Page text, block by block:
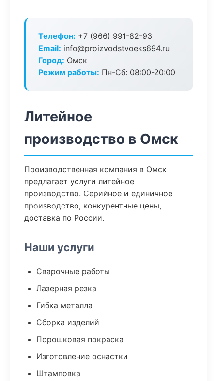
Телефон: +7 (966) 991-82-93
Email: info@proizvodstvoeks694.ru
Город: Омск
Режим работы: Пн-Сб: 08:00-20:00
Литейное
производство в Омск
Производственная компания в Омск
предлагает услуги литейное
производство. Серийное и единичное
производство, конкурентные цены,
доставка по России.
Наши услуги
Сварочные работы
Лазерная резка
Гибка металла
Сборка изделий
Порошковая покраска
Изготовление оснастки
Штамповка